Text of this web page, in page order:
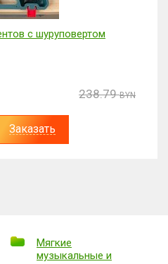
с шуруповертом
238.79 BYN
Заказать
Мягкие
музыкальные и